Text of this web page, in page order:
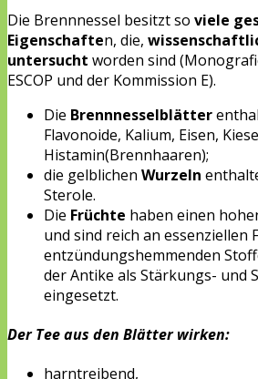
Die Brennnessel besitzt so viele
Eigenschaften, die,
untersucht worden sind
ESCOP und der Kommission E).
Die Brennnesselblätter
Flavonoide, Kalium, Eisen,
Histamin(Brennhaaren);
die gelblichen Wurzeln
Sterole.
Die Früchte haben einen
und sind reich an essenziellen
entzündungshemmenden
der Antike als Stärkungs- und
eingesetzt.
Der Tee aus den Blätter wirken:
harntreibend,